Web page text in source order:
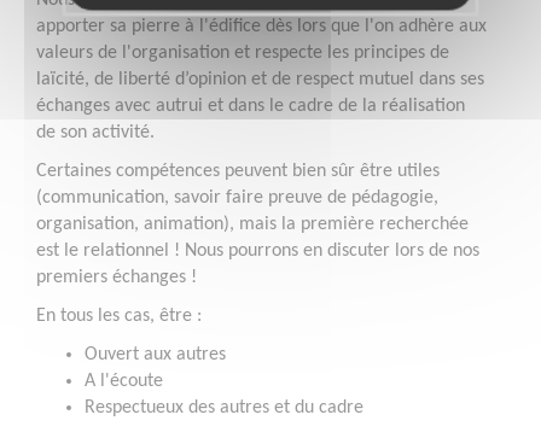
apporter sa pierre à l'édifice dès lors que l'on adhère aux
valeurs de l'organisation et respecte les principes de
laïcité, de liberté d’opinion et de respect mutuel dans ses
échanges avec autrui et dans le cadre de la réalisation
de son activité.
Certaines compétences peuvent bien sûr être utiles
(communication, savoir faire preuve de pédagogie,
organisation, animation), mais la première recherchée
est le relationnel ! Nous pourrons en discuter lors de nos
premiers échanges !
En tous les cas, être :
Ouvert aux autres
A l'écoute
Respectueux des autres et du cadre